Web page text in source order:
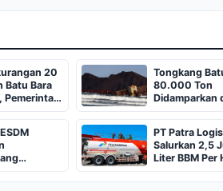
20
Batu Bara
Pemerintah
Khusus
Tongkang
80.000 Ton
Didamparkan
Pantai
Pangandaran
Izin
Batu
PT Patra
Salurkan 2,5
Liter BBM Per
Malang Raya